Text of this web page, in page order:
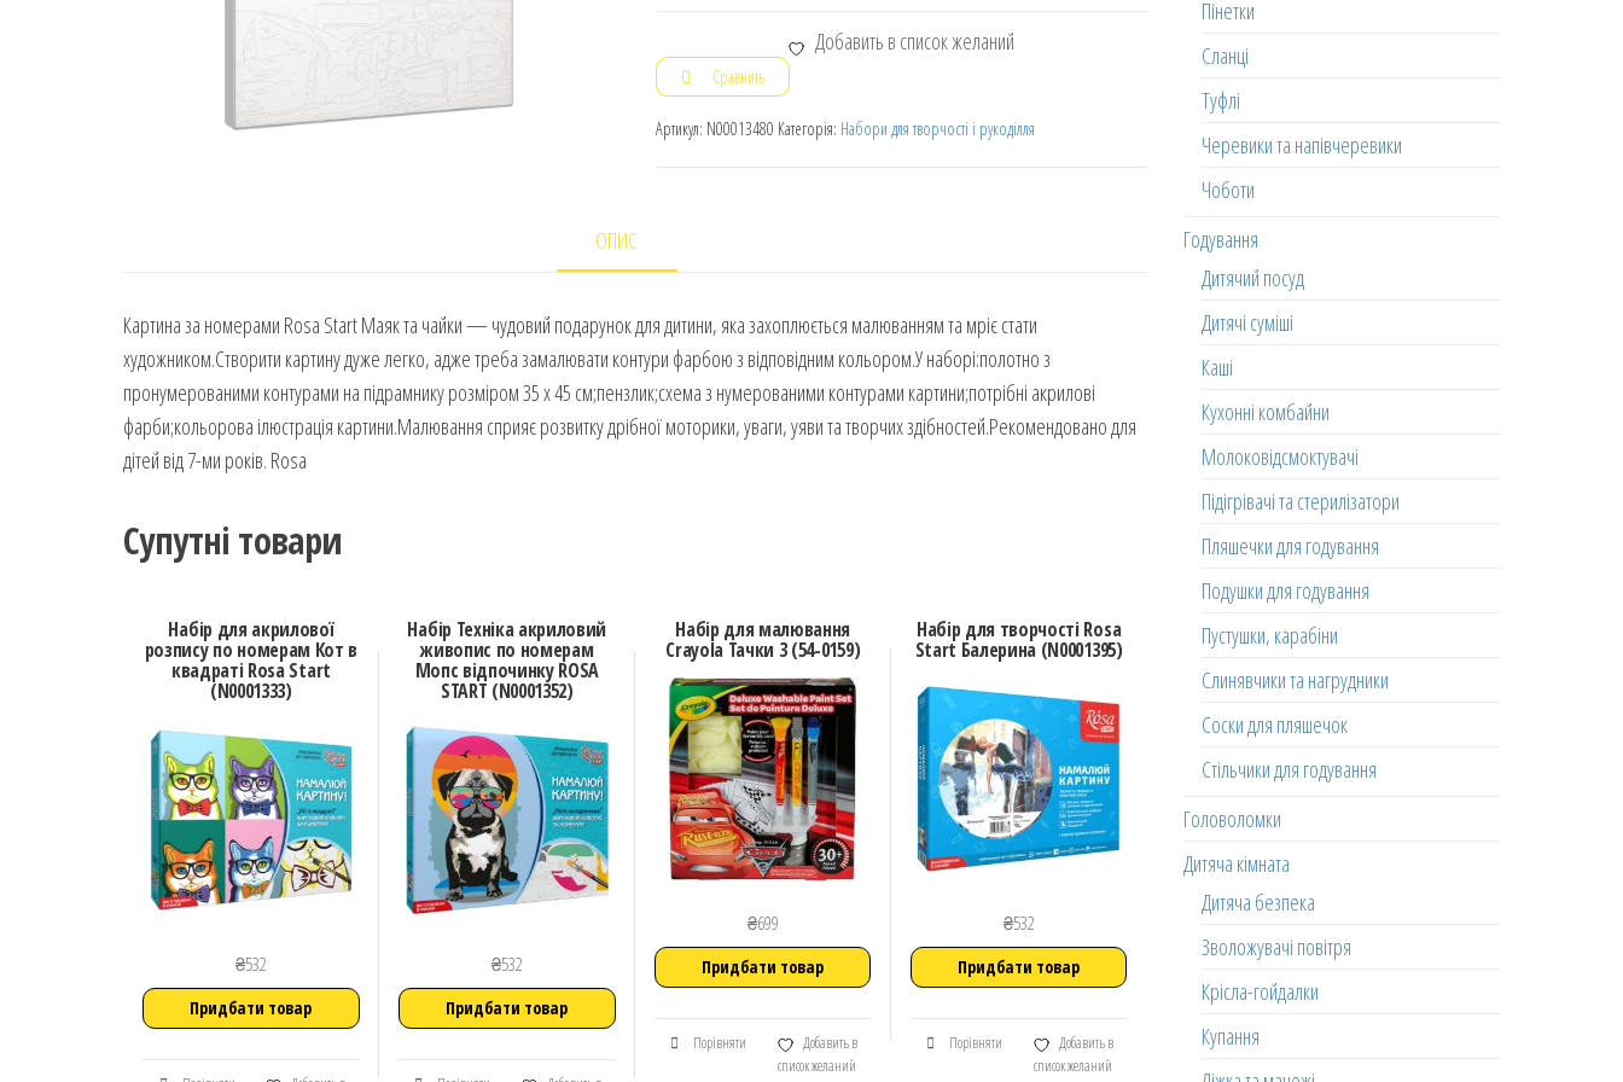
Добавить в список желаний
Сравнить
Артикул: N00013480 Категорія: Набори для творчості і рукоділля
ОПИС
Картина за номерами Rosa Start Маяк та чайки — чудовий подарунок для дитини, яка захоплюється малюванням та мріє стати
художником.Створити картину дуже легко, адже треба замалювати контури фарбою з відповідним кольором.У наборі:полотно з
пронумерованими контурами на підрамнику розміром 35 х 45 см;пензлик;схема з нумерованими контурами картини;потрібні акрилові
фарби;кольорова ілюстрація картини.Малювання сприяє розвитку дрібної моторики, уваги, уяви та творчих здібностей.Рекомендовано для
дітей від 7-ми років. Rosa
Супутні товари
Набір для акрилової
розпису по номерам Кот в
квадраті Rosa Start
(N0001333)
₴532
Придбати товар
Набір Техніка акриловий
живопис по номерам
Мопс відпочинку ROSA
START (N0001352)
₴532
Придбати товар
Набір для малювання
Crayola Тачки 3 (54-0159)
₴699
Придбати товар
Порівняти
Добавить в
список желаний
Набір для творчості Rosa
Start Балерина (N0001395)
₴532
Придбати товар
Порівняти
Добавить в
список желаний
Пінетки
Сланці
Туфлі
Черевики та напівчеревики
Чоботи
Годування
Дитячий посуд
Дитячі суміші
Каші
Кухонні комбайни
Молоковідсмоктувачі
Підігрівачі та стерилізатори
Пляшечки для годування
Подушки для годування
Пустушки, карабіни
Слинявчики та нагрудники
Соски для пляшечок
Стільчики для годування
Головоломки
Дитяча кімната
Дитяча безпека
Зволожувачі повітря
Крісла-гойдалки
Купання